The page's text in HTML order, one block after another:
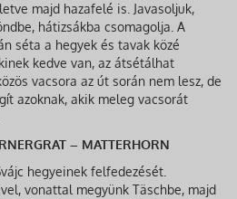
majd hazafelé is. Javasoljuk,
hátizsákba csomagolja. A
séta a hegyek és tavak közé
kedve van, az átsétálhat
vacsora az út során nem lesz, de
azoknak, akik meleg vacsorát
– MATTERHORN
hegyeinek felfedezését.
vonattal megyünk Täschbe, majd